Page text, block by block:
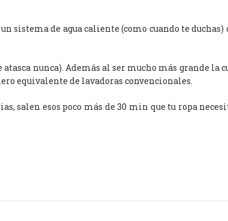
sistema de agua caliente (como cuando te duchas)
nunca). Además al ser mucho más grande la
equivalente de lavadoras convencionales.
salen esos poco más de 30 min que tu ropa